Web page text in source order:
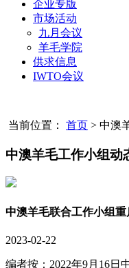
企业专版
市场活动
九月会议
羊毛学院
供求信息
IWTO会议
当前位置： 首页 > 中澳
中澳羊毛工作小组动
中澳羊毛联合工作小组重
2023-02-22
编者按：2022年9月16日